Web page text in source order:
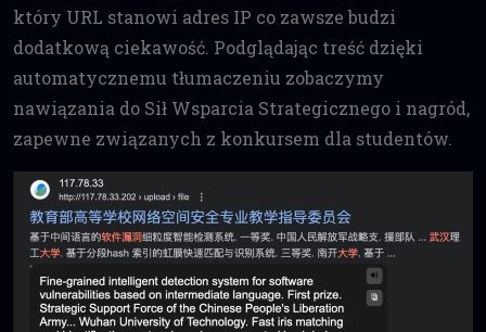
który URL stanowi adres IP co zawsze budzi
dodatkową ciekawość. Podglądając treść dzięki
automatycznemu tłumaczeniu zobaczymy
nawiązania do Sił Wsparcia Strategicznego i nagród,
zapewne związanych z konkursem dla studentów.